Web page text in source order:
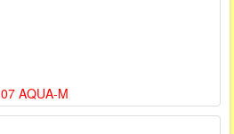
07 AQUA-M